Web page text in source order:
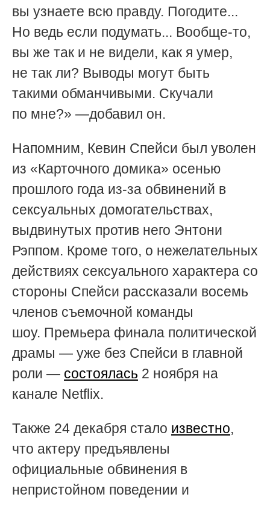
вы узнаете всю правду. Погодите...
Но ведь если подумать... Вообще-то,
вы же так и не видели, как я умер,
не так ли? Выводы могут быть
такими обманчивыми. Скучали
по мне?» —добавил он.
Напомним, Кевин Спейси был уволен
из «Карточного домика» осенью
прошлого года из-за обвинений в
сексуальных домогательствах,
выдвинутых против него Энтони
Рэппом. Кроме того, о нежелательных
действиях сексуального характера со
стороны Спейси рассказали восемь
членов съемочной команды
шоу. Премьера финала политической
драмы — уже без Спейси в главной
роли — состоялась 2 ноября на
канале Netflix.
Также 24 декабря стало известно,
что актеру предъявлены
официальные обвинения в
непристойном поведении и